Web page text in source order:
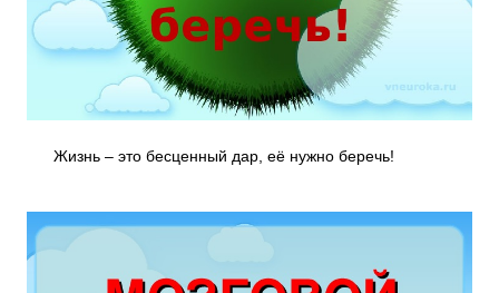
Жизнь – это бесценный дар, её нужно беречь!